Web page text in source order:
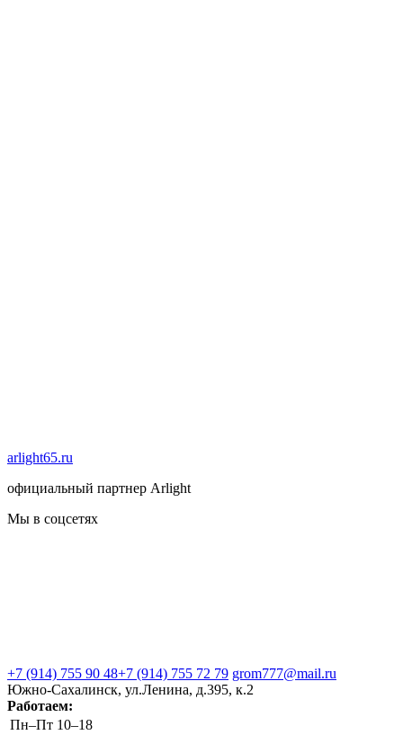
arlight65.ru
официальный партнер Arlight
Мы в соцсетях
+7 (914) 755 90 48+7 (914) 755 72 79 grom777@mail.ru
Южно-Сахалинск, ул.Ленина, д.395, к.2
Работаем:
Пн–Пт 10–18